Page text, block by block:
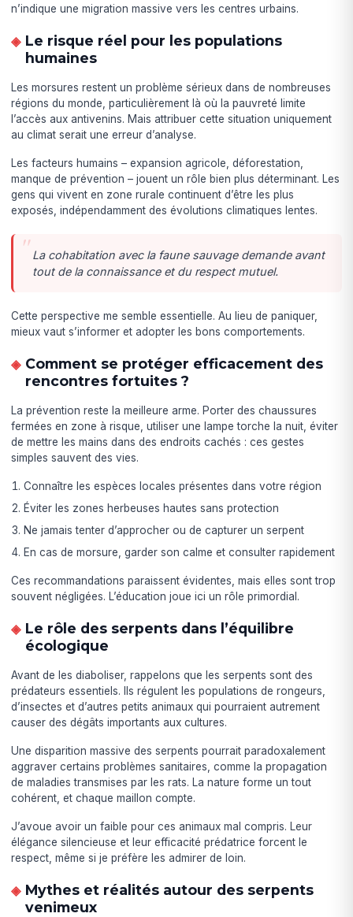
n’indique une migration massive vers les centres urbains.
Le risque réel pour les populations
humaines
Les morsures restent un problème sérieux dans de nombreuses
régions du monde, particulièrement là où la pauvreté limite
l’accès aux antivenins. Mais attribuer cette situation uniquement
au climat serait une erreur d’analyse.
Les facteurs humains – expansion agricole, déforestation,
manque de prévention – jouent un rôle bien plus déterminant. Les
gens qui vivent en zone rurale continuent d’être les plus
exposés, indépendamment des évolutions climatiques lentes.
La cohabitation avec la faune sauvage demande avant
tout de la connaissance et du respect mutuel.
Cette perspective me semble essentielle. Au lieu de paniquer,
mieux vaut s’informer et adopter les bons comportements.
Comment se protéger efficacement des
rencontres fortuites ?
La prévention reste la meilleure arme. Porter des chaussures
fermées en zone à risque, utiliser une lampe torche la nuit, éviter
de mettre les mains dans des endroits cachés : ces gestes
simples sauvent des vies.
Connaître les espèces locales présentes dans votre région
Éviter les zones herbeuses hautes sans protection
Ne jamais tenter d’approcher ou de capturer un serpent
En cas de morsure, garder son calme et consulter rapidement
Ces recommandations paraissent évidentes, mais elles sont trop
souvent négligées. L’éducation joue ici un rôle primordial.
Le rôle des serpents dans l’équilibre
écologique
Avant de les diaboliser, rappelons que les serpents sont des
prédateurs essentiels. Ils régulent les populations de rongeurs,
d’insectes et d’autres petits animaux qui pourraient autrement
causer des dégâts importants aux cultures.
Une disparition massive des serpents pourrait paradoxalement
aggraver certains problèmes sanitaires, comme la propagation
de maladies transmises par les rats. La nature forme un tout
cohérent, et chaque maillon compte.
J’avoue avoir un faible pour ces animaux mal compris. Leur
élégance silencieuse et leur efficacité prédatrice forcent le
respect, même si je préfère les admirer de loin.
Mythes et réalités autour des serpents
venimeux